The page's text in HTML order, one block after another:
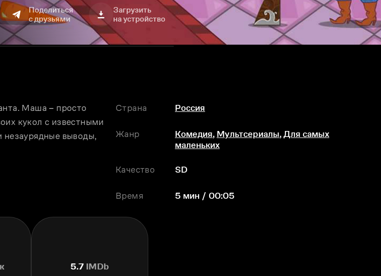
Поделиться
с друзьями
Загрузить
на устройство
Маша – просто
кукол с известными
незаурядные выводы,
Страна Россия
Жанр Комедия, Мультсериалы, Для самых
маленьких
Качество SD
Время 5 мин / 00:05
5.7IMDb